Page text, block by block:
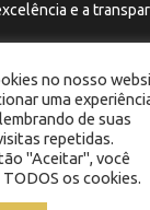
e a
cultura
de honestidade
fundamental para
com os
interagem
no nosso
uma
de suas
repetidas.
"Aceitar", você
os cookies.